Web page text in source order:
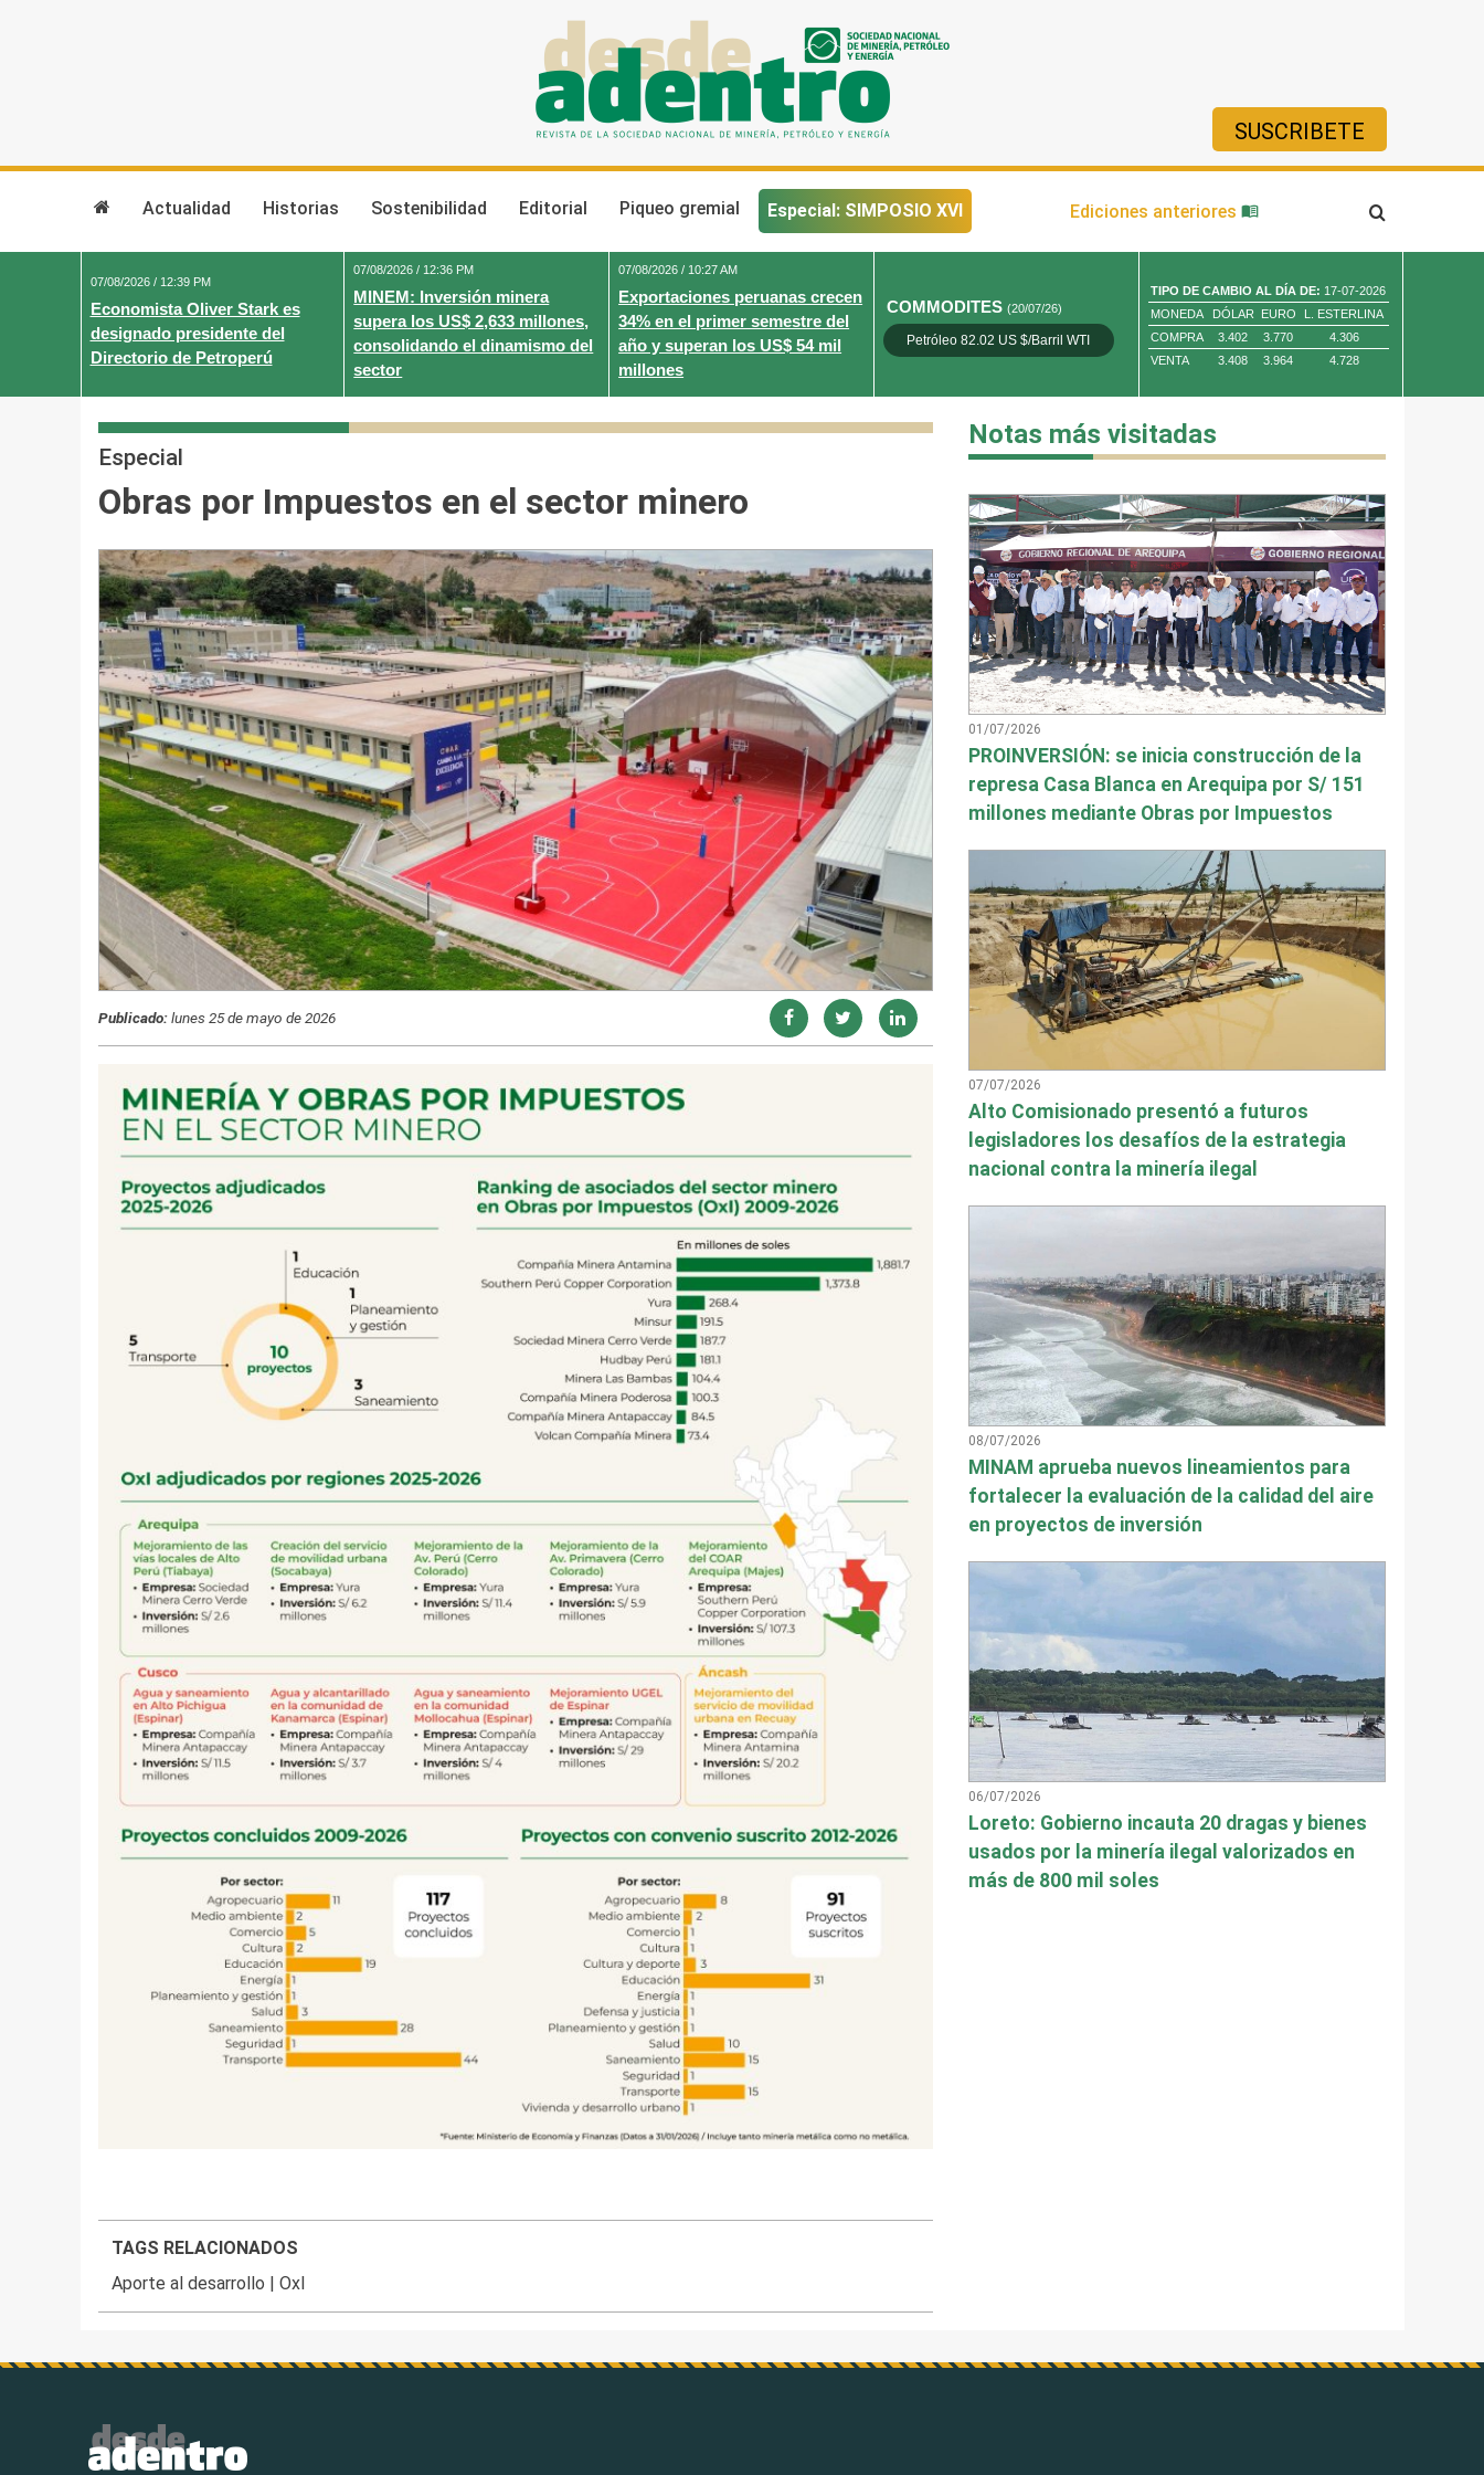
SUSCRIBETE
Actualidad Historias Sostenibilidad Editorial Piqueo gremial Especial: SIMPOSIO XVI Ediciones anteriores
07/08/2026 / 12:39 PM
Economista Oliver Stark es
designado presidente del
Directorio de Petroperú
07/08/2026 / 12:36 PM
MINEM: Inversión minera
supera los US$ 2,633 millones,
consolidando el dinamismo del
sector
07/08/2026 / 10:27 AM
Exportaciones peruanas crecen
34% en el primer semestre del
año y superan los US$ 54 mil
millones
COMMODITES(20/07/26)
Petróleo 82.02 US $/Barril WTI Oro 4,010.80 US $/ Oz. Tr.
TIPO DE CAMBIO AL DÍA DE: 17-07-2026
MONEDA
DÓLAR EURO
L. ESTERLINA
COMPRA
3.402 3.770
4.306
VENTA
3.408 3.964 4.728
Especial
Obras por Impuestos en el sector minero
Publicado:lunes 25 de mayo de 2026
TAGS RELACIONADOS
Aporte al desarrollo |OxI
Notas más visitadas
01/07/2026
PROINVERSIÓN: se inicia construcción de la
represa Casa Blanca en Arequipa por S/ 151
millones mediante Obras por Impuestos
07/07/2026
Alto Comisionado presentó a futuros
legisladores los desafíos de la estrategia
nacional contra la minería ilegal
08/07/2026
MINAM aprueba nuevos lineamientos para
fortalecer la evaluación de la calidad del aire
en proyectos de inversión
06/07/2026
Loreto: Gobierno incauta 20 dragas y bienes
usados por la minería ilegal valorizados en
más de 800 mil soles